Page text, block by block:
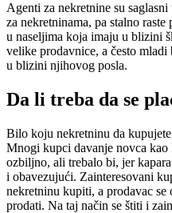
Agenti za nekretnine su
za nekretninama, pa stalno
u naseljima koja imaju u blizini
velike prodavnice, a često
u blizini njihovog posla.
Da li treba da se
Bilo koju nekretninu da
Mnogi kupci davanje novca kao
ozbiljno, ali trebalo bi, jer
i obavezujući. Zainteresovani
nekretninu kupiti, a prodavac se
prodati. Na taj način se štiti i